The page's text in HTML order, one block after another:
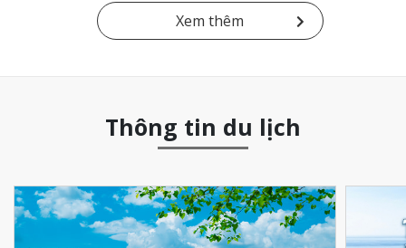
Xem thêm
Thông tin du lịch